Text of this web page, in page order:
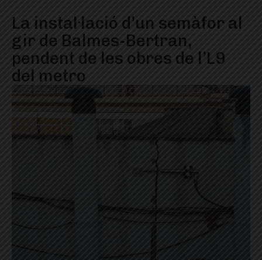
La instal·lació d’un semàfor al
gir de Balmes-Bertran,
pendent de les obres de l’L9
del metro